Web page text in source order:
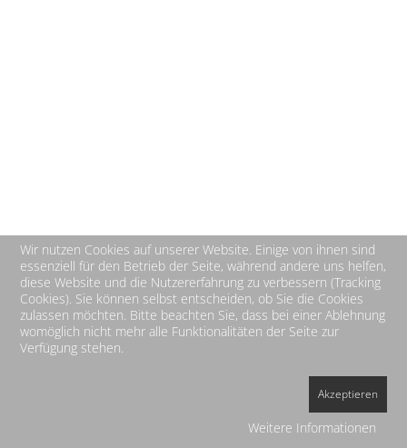
Wir nutzen Cookies auf unserer Website. Einige von ihnen sind
essenziell für den Betrieb der Seite, während andere uns helfen,
diese Website und die Nutzererfahrung zu verbessern (Tracking
Cookies). Sie können selbst entscheiden, ob Sie die Cookies
zulassen möchten. Bitte beachten Sie, dass bei einer Ablehnung
womöglich nicht mehr alle Funktionalitäten der Seite zur
Verfügung stehen.
Akzeptieren
Weitere Informationen